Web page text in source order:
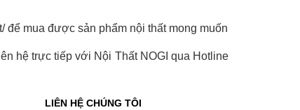
để mua được sản phẩm nội thất mong muốn
hệ trực tiếp với Nội Thất NOGI qua Hotline
LIÊN HỆ CHÚNG TÔI